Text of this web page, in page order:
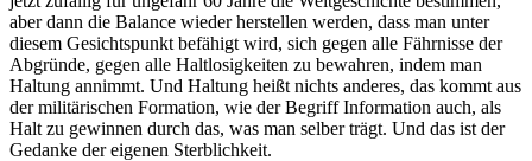
aber dann die Balance wieder herstellen werden, dass man unter
diesem Gesichtspunkt befähigt wird, sich gegen alle Fährnisse der
Abgründe, gegen alle Haltlosigkeiten zu bewahren, indem man
Haltung annimmt. Und Haltung heißt nichts anderes, das kommt aus
der militärischen Formation, wie der Begriff Information auch, als
Halt zu gewinnen durch das, was man selber trägt. Und das ist der
Gedanke der eigenen Sterblichkeit.